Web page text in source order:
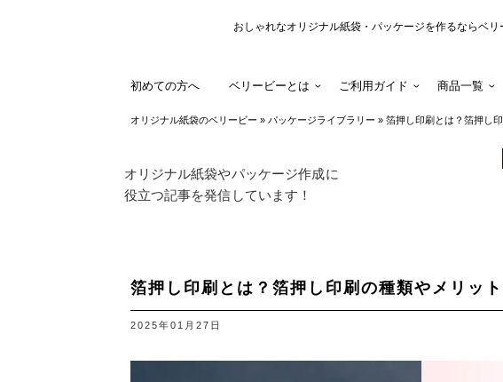
おしゃれなオリジナル紙袋・パッケージを作るならベリ
初めての方へ ベリービーとは ご利用ガイド 商品一覧
オリジナル紙袋のベリービー » パッケージライブラリー » 箔押し印刷とは？箔押し
オリジナル紙袋やパッケージ作成に
役立つ記事を発信しています！
箔押し印刷とは？箔押し印刷の種類やメリッ
2025年01月27日